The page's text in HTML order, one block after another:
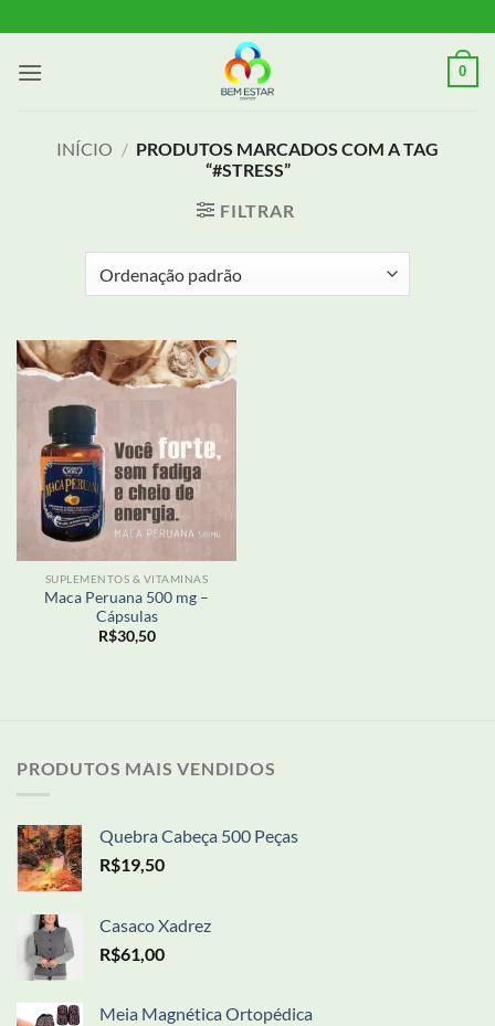
to
content
0
INÍCIO / PRODUTOS MARCADOS COM A TAG
“#STRESS”
FILTRAR
SUPLEMENTOS & VITAMINAS
Maca Peruana 500 mg –
Cápsulas
R$30,50
PRODUTOS MAIS VENDIDOS
Quebra Cabeça 500 Peças
R$19,50
Casaco Xadrez
R$61,00
Meia Magnética Ortopédica